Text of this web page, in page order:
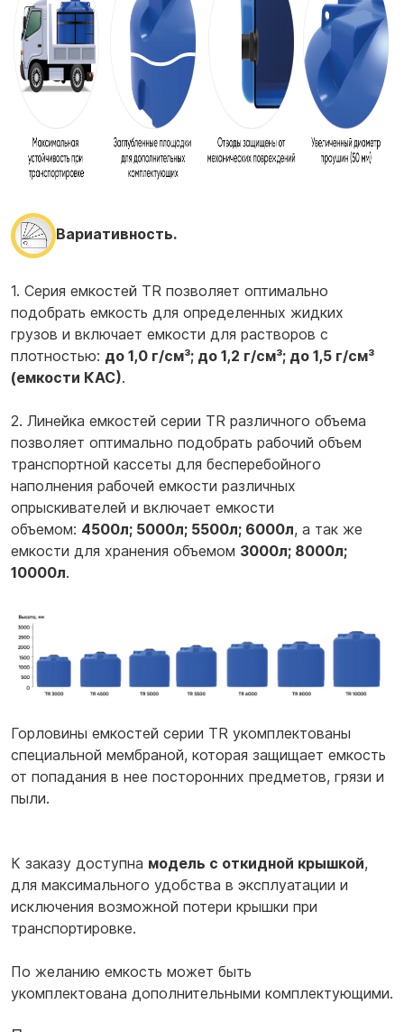
Вариативность.
1. Серия емкостей TR позволяет оптимально
подобрать емкость для определенных жидких
грузов и включает емкости для растворов с
плотностью: до 1,0 г/см³; до 1,2 г/см³; до 1,5 г/см³
(емкости КАС).
2. Линейка емкостей серии TR различного объема
позволяет оптимально подобрать рабочий объем
транспортной кассеты для бесперебойного
наполнения рабочей емкости различных
опрыскивателей и включает емкости
объемом: 4500л; 5000л; 5500л; 6000л, а так же
емкости для хранения объемом 3000л; 8000л;
10000л.
Горловины емкостей серии TR укомплектованы
специальной мембраной, которая защищает емкость
от попадания в нее посторонних предметов, грязи и
пыли.
К заказу доступна модель с откидной крышкой,
для максимального удобства в эксплуатации и
исключения возможной потери крышки при
транспортировке.
По желанию емкость может быть
укомплектована дополнительными комплектующими.